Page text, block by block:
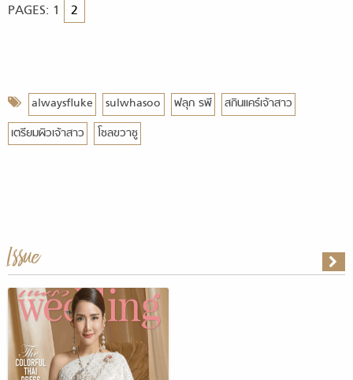
PAGES: 1 2
alwaysfluke sulwhasoo ฟลุก รพี
สกินแคร์เจ้าสาว
เตรียมผิวเจ้าสาว
โซลฃวาซู
Issue